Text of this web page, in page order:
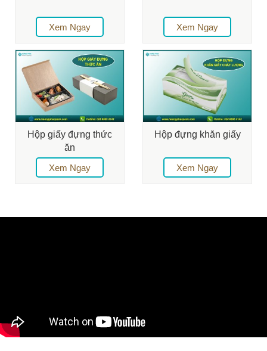
Xem Ngay Xem Ngay
Hộp giấy đựng thức
ăn
Xem Ngay
Hộp đựng khăn giấy
Xem Ngay